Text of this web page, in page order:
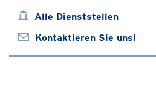
Alle Dienststellen
Kontaktieren Sie uns!